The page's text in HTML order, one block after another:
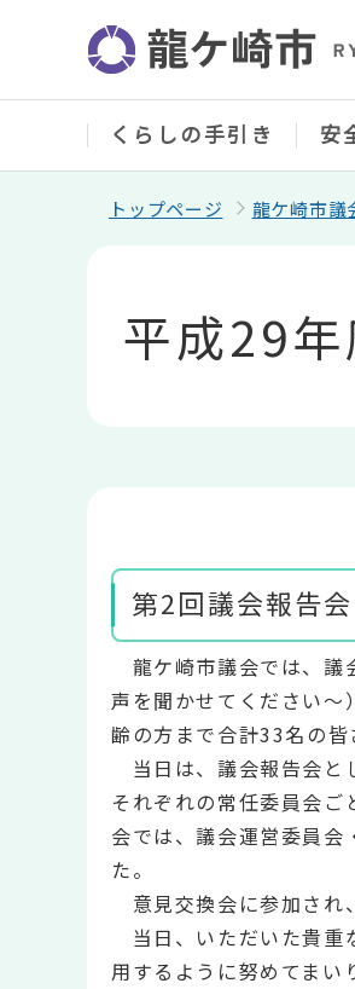
ジ
くらしの手引き 安
トップページ 龍ケ崎市議
平成29
第2回議会報告
龍ケ崎市議会では、議
声を聞かせてください
齢の方まで合計33名の皆
当日は、議会報告会と
それぞれの常任委員会
会では、議会運営委員
た。
意見交換会に参加され
当日、いただいた貴重
用するように努めてまい